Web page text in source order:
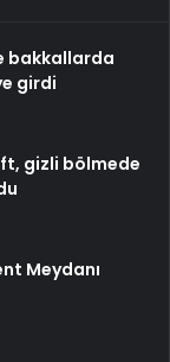
bakkallarda
girdi
gizli bölmede
Meydanı